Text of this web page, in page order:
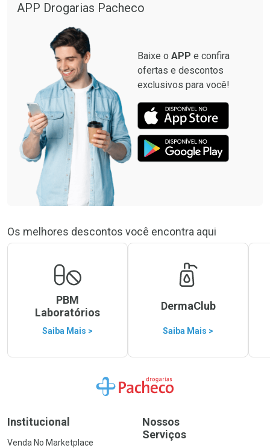
APP Drogarias Pacheco
Baixe o APP e confira
ofertas e descontos
exclusivos para você!
Os melhores descontos você encontra aqui
PBM
Laboratórios
Saiba Mais >
DermaClub
Saiba Mais >
Ir para a Home
Institucional
Venda No Marketplace
Nossos
Serviços